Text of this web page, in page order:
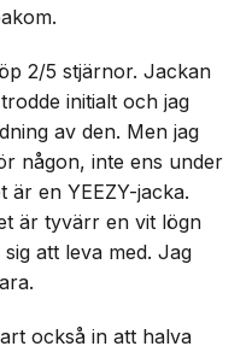
2/5 stjärnor. Jackan
initialt och jag
av den. Men jag
någon, inte ens under
är en YEEZY-jacka.
är tyvärr en vit lögn
att leva med. Jag
också in att halva